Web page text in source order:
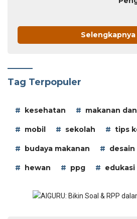
Selengkapnya
Tag Terpopuler
kesehatan makanan
mobil sekolah tips
budaya makanan desain
hewan ppg edukasi